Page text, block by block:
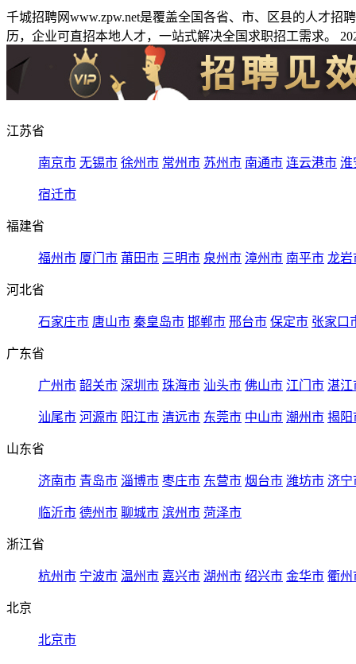
千城招聘网www.zpw.net是覆盖全国各省、市、区县的人才
历，企业可直招本地人才，一站式解决全国求职招工需求。
江苏省
南京市 无锡市 徐州市 常州市 苏州市 南通市 连云港市 淮
宿迁市
福建省
福州市 厦门市 莆田市 三明市 泉州市 漳州市 南平市 龙岩
河北省
石家庄市 唐山市 秦皇岛市 邯郸市 邢台市 保定市 张家口
广东省
广州市 韶关市 深圳市 珠海市 汕头市 佛山市 江门市 湛江
汕尾市 河源市 阳江市 清远市 东莞市 中山市 潮州市 揭阳
山东省
济南市 青岛市 淄博市 枣庄市 东营市 烟台市 潍坊市 济宁
临沂市 德州市 聊城市 滨州市 菏泽市
浙江省
杭州市 宁波市 温州市 嘉兴市 湖州市 绍兴市 金华市 衢州
北京
北京市